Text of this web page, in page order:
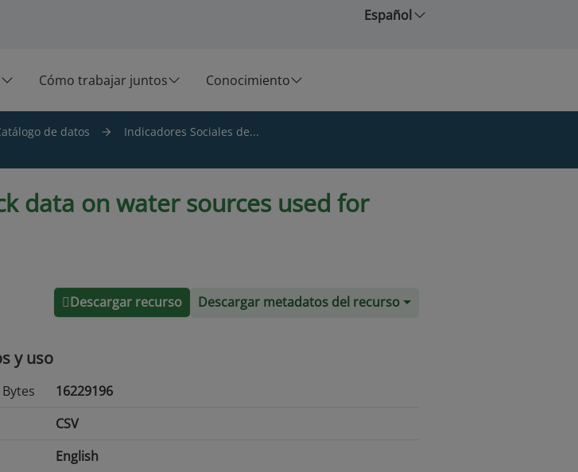
Español
Cómo trabajar juntos Conocimiento
de datos
Indicadores Sociales de...
data on water sources used for
Descargar recurso Descargar metadatos del recurso
y uso
16229196
CSV
English